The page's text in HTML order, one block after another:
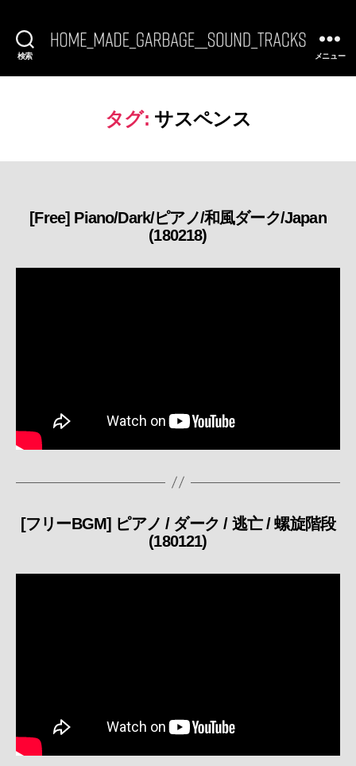
検索
BGM]
SoundTracks
メニュー
タグ: サスペンス
カ
テ
リ
[Free] Piano/Dark/ピアノ/和風ダーク/Japan
(180218)
カ
テ
リ
[フリーBGM] ピアノ / ダーク / 逃亡 / 螺旋階段
(180121)